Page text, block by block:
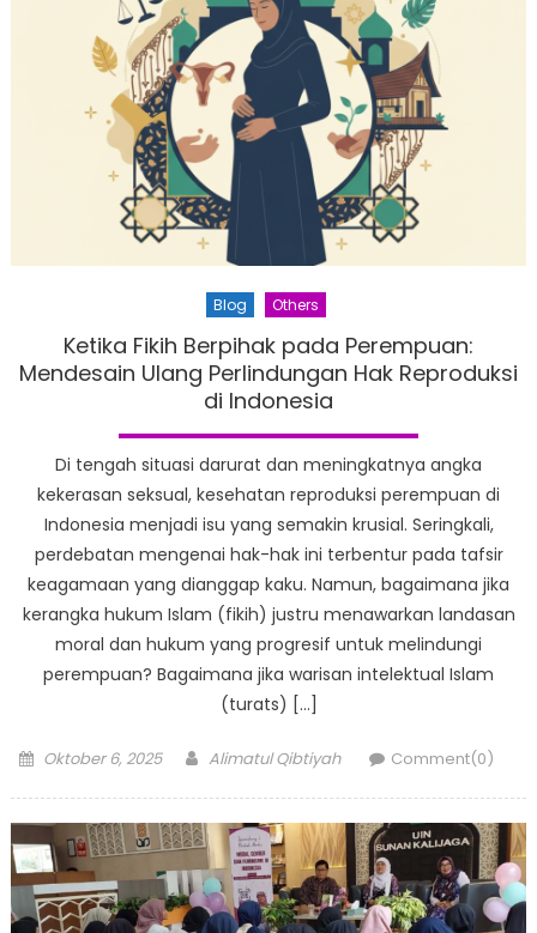
Blog Others
Ketika Fikih Berpihak pada Perempuan:
Mendesain Ulang Perlindungan Hak Reproduksi
di Indonesia
Di tengah situasi darurat dan meningkatnya angka
kekerasan seksual, kesehatan reproduksi perempuan di
Indonesia menjadi isu yang semakin krusial. Seringkali,
perdebatan mengenai hak-hak ini terbentur pada tafsir
keagamaan yang dianggap kaku. Namun, bagaimana jika
kerangka hukum Islam (fikih) justru menawarkan landasan
moral dan hukum yang progresif untuk melindungi
perempuan? Bagaimana jika warisan intelektual Islam
(turats) […]
Posted
Oktober 6, 2025 Author
Alimatul Qibtiyah Comment(0)